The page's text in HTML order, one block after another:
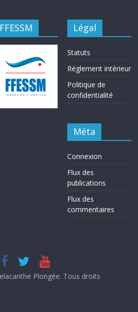
FFESSM Légal
Statuts
Réglement intérieur
Politique de
confidentialité
Méta
Connexion
Flux des
publications
Flux des
commentaires